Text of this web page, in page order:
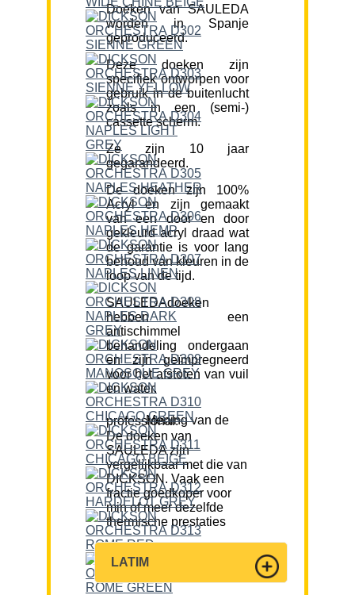
Doeken van SAULEDA
worden in Spanje
geproduceerd.
Deze doeken zijn
specifiek ontworpen voor
gebruik in de buitenlucht
zoals in een (semi-)
cassette scherm.
Ze zijn 10 jaar
gegarandeerd.
De doeken zijn 100%
Acryl en zijn gemaakt
van een door en door
gekleurd acryl draad wat
de garantie is voor lang
behoud van kleuren in de
loop van de tijd.
SAULEDAdoeken
hebben een
antischimmel
behandeling ondergaan
en zijn geïmpregneerd
voor het afstoten van vuil
en water.
Mening van de professional:
De doeken van
SAULEDA zijn
vergelijkbaar met die van
DICKSON. Vaak een
fractie goedkoper voor
min of meer dezelfde
thermische prestaties
LATIM